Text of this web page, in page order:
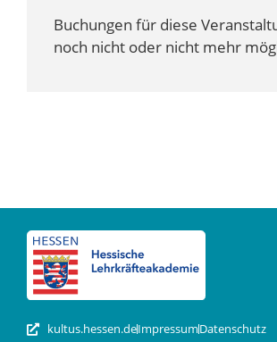
Buchungen für diese
noch nicht oder nicht mehr
kultus.hessen.deImpressumDatenschutz